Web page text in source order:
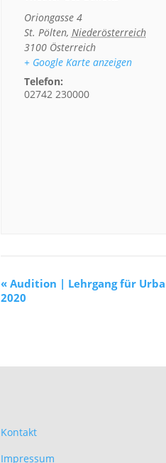
Oriongasse 4
St. Pölten, Niederösterreich
3100 Österreich
+ Google Karte anzeigen
Telefon:
02742 230000
« Audition | Lehrgang für
2020
Kontakt
Impressum